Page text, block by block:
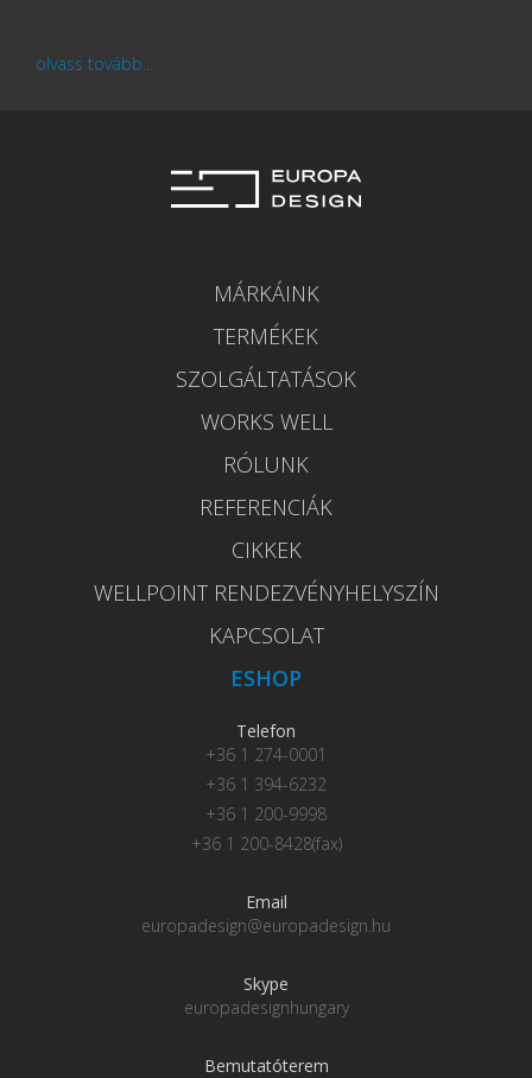
olvass tovább...
MÁRKÁINK
TERMÉKEK
SZOLGÁLTATÁSOK
WORKS WELL
RÓLUNK
REFERENCIÁK
CIKKEK
WELLPOINT RENDEZVÉNYHELYSZÍN
KAPCSOLAT
ESHOP
Telefon
+36 1 274-0001
+36 1 394-6232
+36 1 200-9998
+36 1 200-8428(fax)
Email
europadesign@europadesign.hu
Skype
europadesignhungary
Bemutatóterem